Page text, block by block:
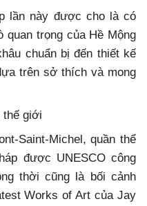
lần này được cho là có
quan trọng của Hề Mộng
chuẩn bị đến thiết kế
trên sở thích và mong
giới
Saint-Michel, quần thể
được UNESCO công
thời cũng là bối cảnh
Works of Art của Jay